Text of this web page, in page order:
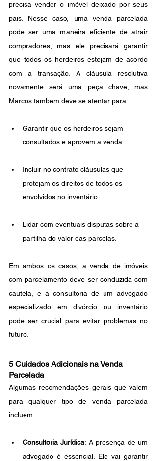
precisa vender o imóvel deixado por seus
pais. Nesse caso, uma venda parcelada
pode ser uma maneira eficiente de atrair
compradores, mas ele precisará garantir
que todos os herdeiros estejam de acordo
com a transação. A cláusula resolutiva
novamente será uma peça chave, mas
Marcos também deve se atentar para:
Garantir que os herdeiros sejam
consultados e aprovem a venda.
Incluir no contrato cláusulas que
protejam os direitos de todos os
envolvidos no inventário.
Lidar com eventuais disputas sobre a
partilha do valor das parcelas.
Em ambos os casos, a venda de imóveis
com parcelamento deve ser conduzida com
cautela, e a consultoria de um advogado
especializado em divórcio ou inventário
pode ser crucial para evitar problemas no
futuro.
5 Cuidados Adicionais na Venda
Parcelada
Algumas recomendações gerais que valem
para qualquer tipo de venda parcelada
incluem:
Consultoria Jurídica: A presença de um
advogado é essencial. Ele vai garantir